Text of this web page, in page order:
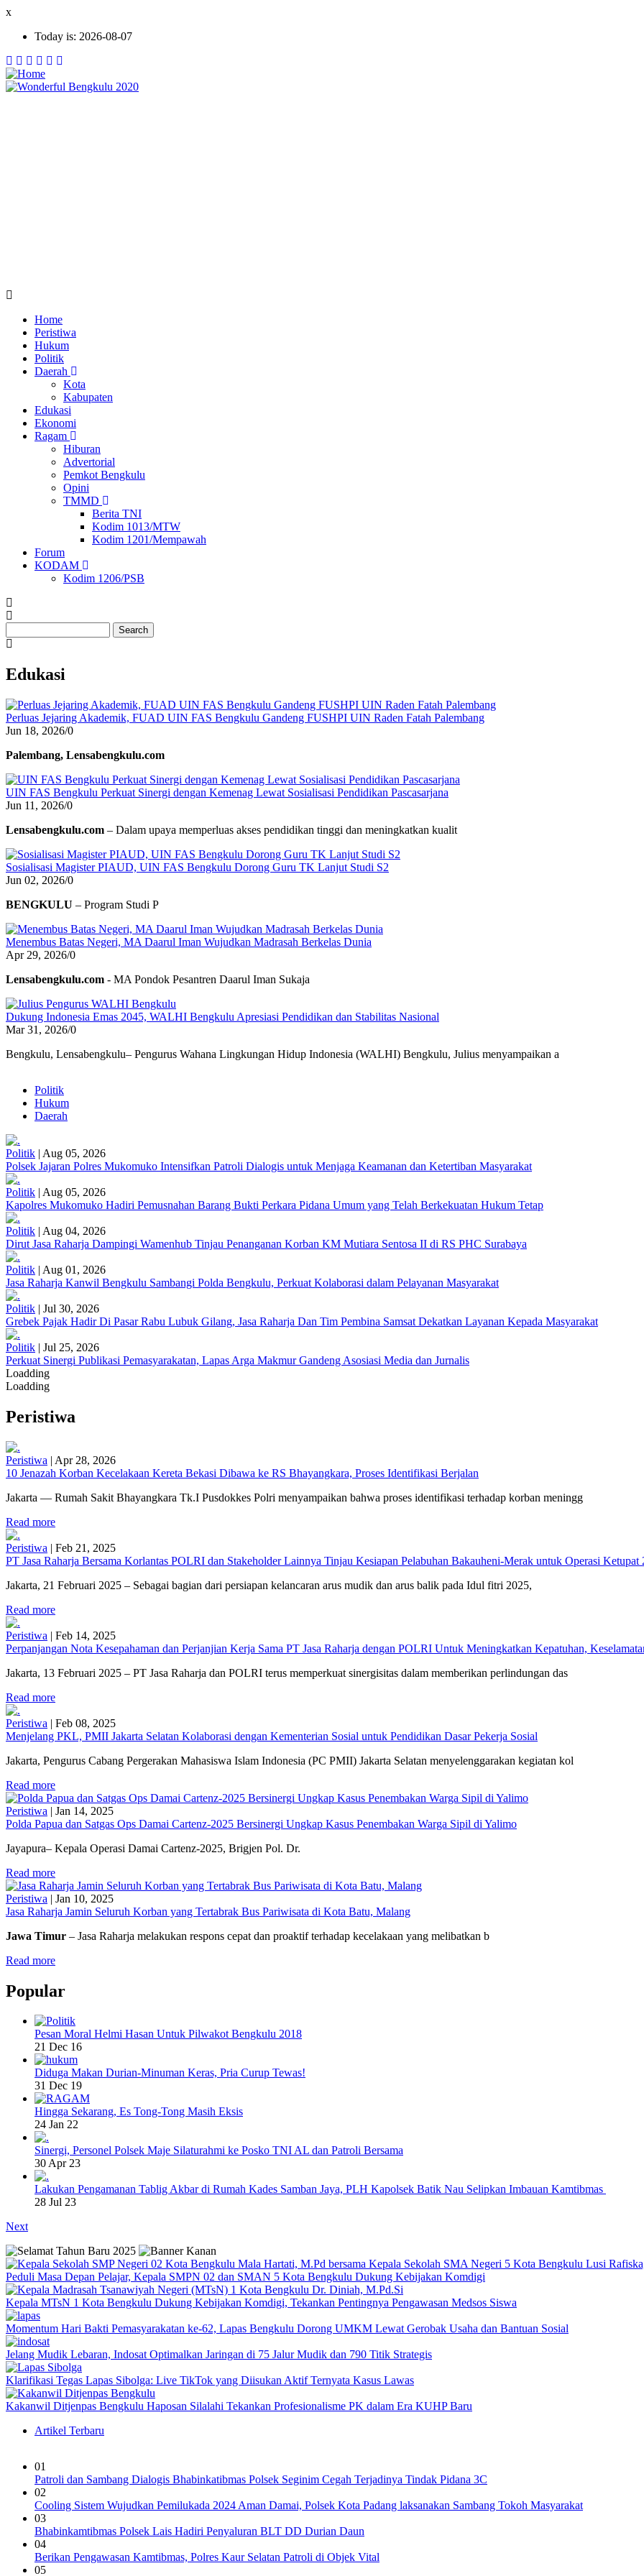
Skip
main
x
Today is: 2026-08-07
Ekonomi
Home
Peristiwa
Hukum
Politik
Daerah
Kota
Kabupaten
Edukasi
Ekonomi
Ragam
Hiburan
Advertorial
Pemkot Bengkulu
Opini
TMMD
Berita TNI
Kodim 1013/MTW
Kodim 1201/Mempawah
Forum
KODAM
Kodim 1206/PSB
Edukasi
Perluas Jejaring Akademik, FUAD UIN FAS Bengkulu Gandeng FUSHPI UIN Raden Fatah Palembang
Jun 18, 2026/0
Palembang, Lensabengkulu.com
UIN FAS Bengkulu Perkuat Sinergi dengan Kemenag Lewat Sosialisasi Pendidikan Pascasarjana
Jun 11, 2026/0
Lensabengkulu.com – Dalam upaya memperluas akses pendidikan tinggi dan meningkatkan kualit
Sosialisasi Magister PIAUD, UIN FAS Bengkulu Dorong Guru TK Lanjut Studi S2
Jun 02, 2026/0
BENGKULU – Program Studi P
Menembus Batas Negeri, MA Daarul Iman Wujudkan Madrasah Berkelas Dunia
Apr 29, 2026/0
Lensabengkulu.com - MA Pondok Pesantren Daarul Iman Sukaja
Dukung Indonesia Emas 2045, WALHI Bengkulu Apresiasi Pendidikan dan Stabilitas Nasional
Mar 31, 2026/0
Bengkulu, Lensabengkulu– Pengurus Wahana Lingkungan Hidup Indonesia (WALHI) Bengkulu, Julius menyampaikan a
Politik
Hukum
Daerah
Politik | Aug 05, 2026
Polsek Jajaran Polres Mukomuko Intensifkan Patroli Dialogis untuk Menjaga Keamanan dan Ketertiban Masyarakat
Politik | Aug 05, 2026
Kapolres Mukomuko Hadiri Pemusnahan Barang Bukti Perkara Pidana Umum yang Telah Berkekuatan Hukum Tetap
Politik | Aug 04, 2026
Dirut Jasa Raharja Dampingi Wamenhub Tinjau Penanganan Korban KM Mutiara Sentosa II di RS PHC Surabaya
Politik | Aug 01, 2026
Jasa Raharja Kanwil Bengkulu Sambangi Polda Bengkulu, Perkuat Kolaborasi dalam Pelayanan Masyarakat
Politik | Jul 30, 2026
Grebek Pajak Hadir Di Pasar Rabu Lubuk Gilang, Jasa Raharja Dan Tim Pembina Samsat Dekatkan Layanan Kepada Masyarakat
Politik | Jul 25, 2026
Perkuat Sinergi Publikasi Pemasyarakatan, Lapas Arga Makmur Gandeng Asosiasi Media dan Jurnalis
Loadding
Loadding
Peristiwa
Peristiwa | Apr 28, 2026
10 Jenazah Korban Kecelakaan Kereta Bekasi Dibawa ke RS Bhayangkara, Proses Identifikasi Berjalan
Jakarta — Rumah Sakit Bhayangkara Tk.I Pusdokkes Polri menyampaikan bahwa proses identifikasi terhadap korban meningg
Read more
Peristiwa | Feb 21, 2025
PT Jasa Raharja Bersama Korlantas POLRI dan Stakeholder Lainnya Tinjau Kesiapan Pelabuhan Bakauheni-Merak untuk Operasi Ketupat
Jakarta, 21 Februari 2025 – Sebagai bagian dari persiapan kelancaran arus mudik dan arus balik pada Idul fitri 2025,
Read more
Peristiwa | Feb 14, 2025
Perpanjangan Nota Kesepahaman dan Perjanjian Kerja Sama PT Jasa Raharja dengan POLRI Untuk Meningkatkan Kepatuhan,
Jakarta, 13 Februari 2025 – PT Jasa Raharja dan POLRI terus memperkuat sinergisitas dalam memberikan perlindungan das
Read more
Peristiwa | Feb 08, 2025
Menjelang PKL, PMII Jakarta Selatan Kolaborasi dengan Kementerian Sosial untuk Pendidikan Dasar Pekerja Sosial
Jakarta, Pengurus Cabang Pergerakan Mahasiswa Islam Indonesia (PC PMII) Jakarta Selatan menyelenggarakan kegiatan kol
Read more
Peristiwa | Jan 14, 2025
Polda Papua dan Satgas Ops Damai Cartenz-2025 Bersinergi Ungkap Kasus Penembakan Warga Sipil di Yalimo
Jayapura– Kepala Operasi Damai Cartenz-2025, Brigjen Pol. Dr.
Read more
Peristiwa | Jan 10, 2025
Jasa Raharja Jamin Seluruh Korban yang Tertabrak Bus Pariwisata di Kota Batu, Malang
Jawa Timur – Jasa Raharja melakukan respons cepat dan proaktif terhadap kecelakaan yang melibatkan b
Read more
Popular
Pesan Moral Helmi Hasan Untuk Pilwakot Bengkulu 2018
21 Dec 16
Diduga Makan Durian-Minuman Keras, Pria Curup Tewas!
31 Dec 19
Hingga Sekarang, Es Tong-Tong Masih Eksis
24 Jan 22
Sinergi, Personel Polsek Maje Silaturahmi ke Posko TNI AL dan Patroli Bersama
30 Apr 23
Lakukan Pengamanan Tablig Akbar di Rumah Kades Samban Jaya, PLH Kapolsek Batik Nau Selipkan Imbauan Kamtibmas
28 Jul 23
Next
Peduli Masa Depan Pelajar, Kepala SMPN 02 dan SMAN 5 Kota Bengkulu Dukung Kebijakan Komdigi
Kepala MTsN 1 Kota Bengkulu Dukung Kebijakan Komdigi, Tekankan Pentingnya Pengawasan Medsos Siswa
Momentum Hari Bakti Pemasyarakatan ke-62, Lapas Bengkulu Dorong UMKM Lewat Gerobak Usaha dan Bantuan Sosial
Jelang Mudik Lebaran, Indosat Optimalkan Jaringan di 75 Jalur Mudik dan 790 Titik Strategis
Klarifikasi Tegas Lapas Sibolga: Live TikTok yang Diisukan Aktif Ternyata Kasus Lawas
Kakanwil Ditjenpas Bengkulu Haposan Silalahi Tekankan Profesionalisme PK dalam Era KUHP Baru
Artikel Terbaru
01
Patroli dan Sambang Dialogis Bhabinkatibmas Polsek Seginim Cegah Terjadinya Tindak Pidana 3C
02
Cooling Sistem Wujudkan Pemilukada 2024 Aman Damai, Polsek Kota Padang laksanakan Sambang Tokoh Masyarakat
03
Bhabinkamtibmas Polsek Lais Hadiri Penyaluran BLT DD Durian Daun
04
Berikan Pengawasan Kamtibmas, Polres Kaur Selatan Patroli di Objek Vital
05